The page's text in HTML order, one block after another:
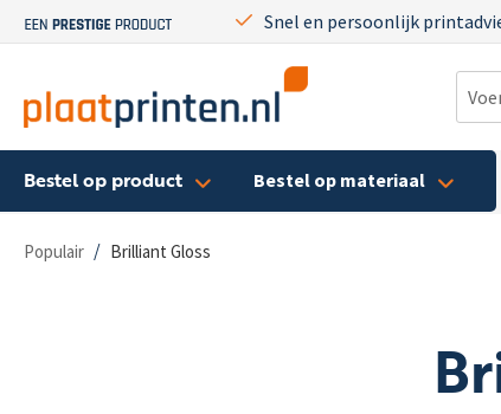
Snel en persoonlijk
Bestel op product Bestel op materiaal
Populair / Brilliant Gloss